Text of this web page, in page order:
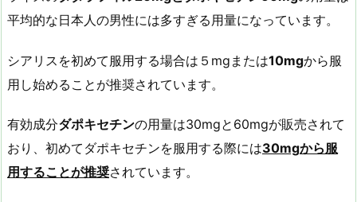
平均的な日本人の男性には多すぎる用量になっています。
シアリスを初めて服用する場合は５mgまたは10mgから服
用し始めることが推奨されています。
有効成分ダポキセチンの用量は30mgと60mgが販売されて
おり、初めてダポキセチンを服用する際には30mgから服
用することが推奨されています。